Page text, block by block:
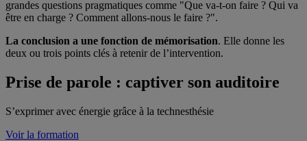
grandes questions pragmatiques comme "Que va-t-on faire ? Qui va
être en charge ? Comment allons-nous le faire ?".
La conclusion a une fonction de mémorisation. Elle donne les
deux ou trois points clés à retenir de l’intervention.
Prise de parole : captiver son auditoire
S’exprimer avec énergie grâce à la technesthésie
Voir la formation